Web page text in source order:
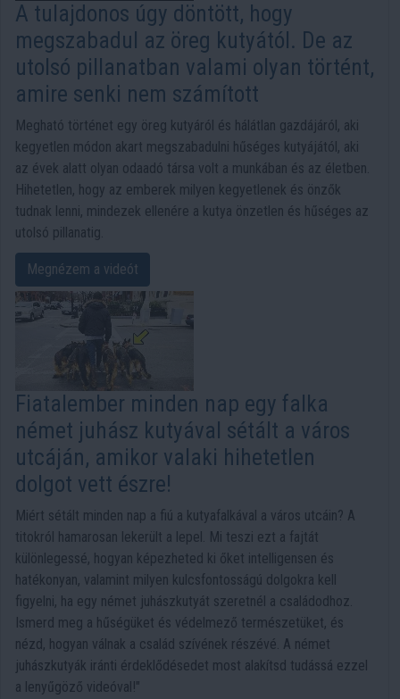
A tulajdonos úgy döntött, hogy
megszabadul az öreg kutyától. De az
utolsó pillanatban valami olyan történt,
amire senki nem számított
Megható történet egy öreg kutyáról és hálátlan gazdájáról, aki
kegyetlen módon akart megszabadulni hűséges kutyájától, aki
az évek alatt olyan odaadó társa volt a munkában és az életben.
Hihetetlen, hogy az emberek milyen kegyetlenek és önzők
tudnak lenni, mindezek ellenére a kutya önzetlen és hűséges az
utolsó pillanatig.
Megnézem a videót
Fiatalember minden nap egy falka
német juhász kutyával sétált a város
utcáján, amikor valaki hihetetlen
dolgot vett észre!
Miért sétált minden nap a fiú a kutyafalkával a város utcáin? A
titokról hamarosan lekerült a lepel. Mi teszi ezt a fajtát
különlegessé, hogyan képezheted ki őket intelligensen és
hatékonyan, valamint milyen kulcsfontosságú dolgokra kell
figyelni, ha egy német juhászkutyát szeretnél a családodhoz.
Ismerd meg a hűségüket és védelmező természetüket, és
nézd, hogyan válnak a család szívének részévé. A német
juhászkutyák iránti érdeklődésedet most alakítsd tudássá ezzel
a lenyűgöző videóval!"